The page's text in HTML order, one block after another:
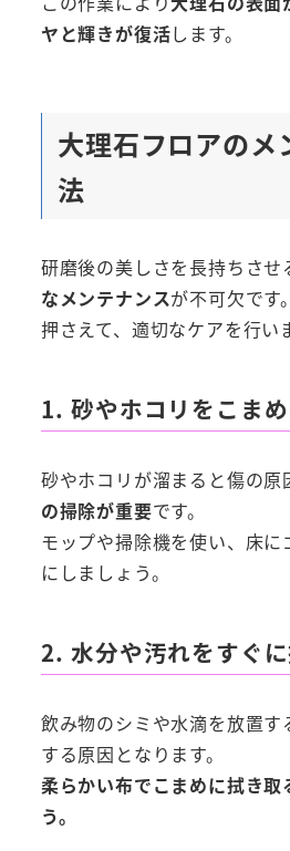
ヤと輝きが復活します。
大理石フロアのメ
法
研磨後の美しさを長持ちさせ
なメンテナンスが不可欠です
押さえて、適切なケアを行い
1. 砂やホコリをこま
砂やホコリが溜まると傷の原
の掃除が重要です。
モップや掃除機を使い、床に
にしましょう。
2. 水分や汚れをすぐ
飲み物のシミや水滴を放置
する原因となります。
柔らかい布でこまめに拭き取
う。